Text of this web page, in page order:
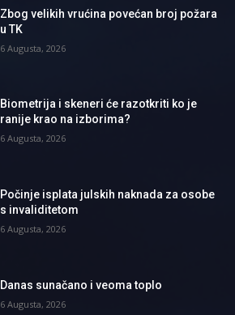
Zbog velikih vrućina povećan broj požara
u TK
6 Augusta, 2026
Biometrija i skeneri će razotkriti ko je
ranije krao na izborima?
6 Augusta, 2026
Počinje isplata julskih naknada za osobe
s invaliditetom
6 Augusta, 2026
Danas sunačano i veoma toplo
6 Augusta, 2026